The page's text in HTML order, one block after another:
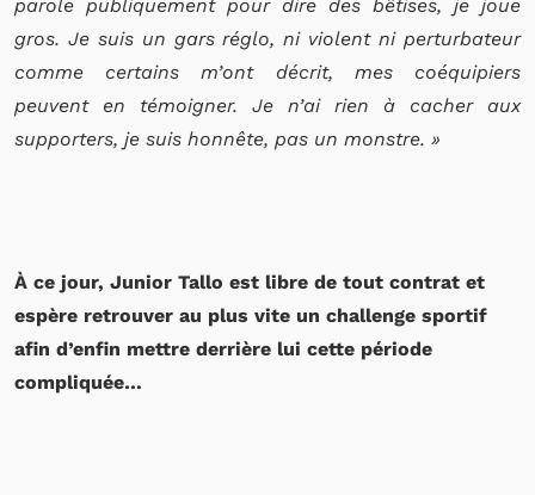
parole publiquement pour dire des bêtises, je joue
gros. Je suis un gars réglo, ni violent ni perturbateur
comme certains m’ont décrit, mes coéquipiers
peuvent en témoigner. Je n’ai rien à cacher aux
supporters, je suis honnête, pas un monstre. »
À ce jour, Junior Tallo est libre de tout contrat et
espère retrouver au plus vite un challenge sportif
afin d’enfin mettre derrière lui cette période
compliquée…